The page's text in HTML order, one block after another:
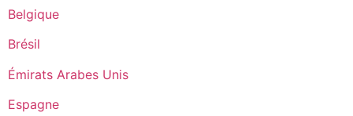
Belgique
Brésil
Émirats Arabes Unis
Espagne